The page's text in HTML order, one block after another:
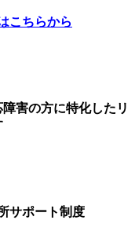
こちらから
害の方に特化したリ
サポート制度